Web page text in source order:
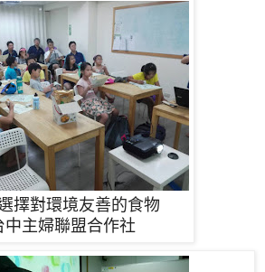
擇對環境友善的食物
中主婦聯盟合作社